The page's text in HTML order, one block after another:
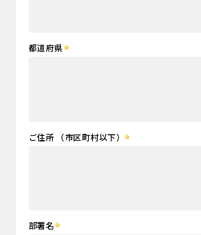
都道府県
ご住所 （市区町村以下）
部署名